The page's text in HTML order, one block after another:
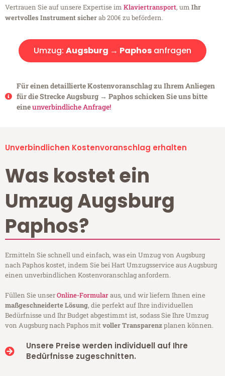
Vertrauen Sie auf unsere Expertise im Klaviertransport, um Ihr
wertvolles Instrument sicherab 200€ zu befördern.
Umzug: Augsburg → Paphos anfragen
Für einen detaillierte Kostenvoranschlag zu Ihrem Anliegen
für die Strecke Augsburg → Paphos schicken Sie uns bitte
eineunverbindliche Anfrage!
Unverbindlichen Kostenvoranschlag erhalten
Was kostet ein
Umzug Augsburg
Paphos?
Ermitteln Sie schnell und einfach, was ein Umzug von Augsburg
nach Paphos kostet, indem Sie bei Hart Umzugsservice aus Augsburg
einen unverbindlichen Kostenvoranschlag anfordern.
Füllen Sie unserOnline-Formularaus, und wir liefern Ihnen eine
maßgeschneiderte Lösung, die perfekt auf Ihre individuellen
Bedürfnisse und Ihr Budget abgestimmt ist, sodass Sie Ihre Umzug
von Augsburg nach Paphos mitvoller Transparenzplanen können.
Unsere Preise werden individuell auf Ihre
Bedürfnisse zugeschnitten.